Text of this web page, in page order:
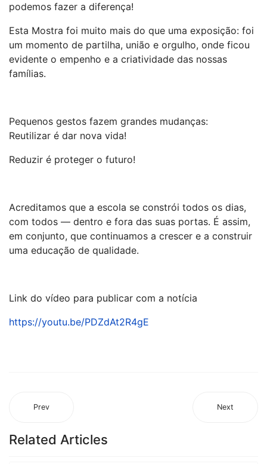
podemos fazer a diferença!
Esta Mostra foi muito mais do que uma exposição: foi
um momento de partilha, união e orgulho, onde ficou
evidente o empenho e a criatividade das nossas
famílias.
Pequenos gestos fazem grandes mudanças:
Reutilizar é dar nova vida!
Reduzir é proteger o futuro!
Acreditamos que a escola se constrói todos os dias,
com todos — dentro e fora das suas portas. É assim,
em conjunto, que continuamos a crescer e a construir
uma educação de qualidade.
Link do vídeo para publicar com a notícia
https://youtu.be/PDZdAt2R4gE
Prev Next
Related Articles